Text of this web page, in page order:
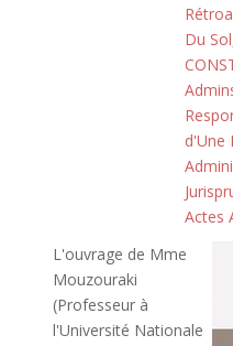
Du Sol
d'Une
Actes
L'ouvrage de Mme
Mouzouraki
(Professeur à
l'Université Nationale